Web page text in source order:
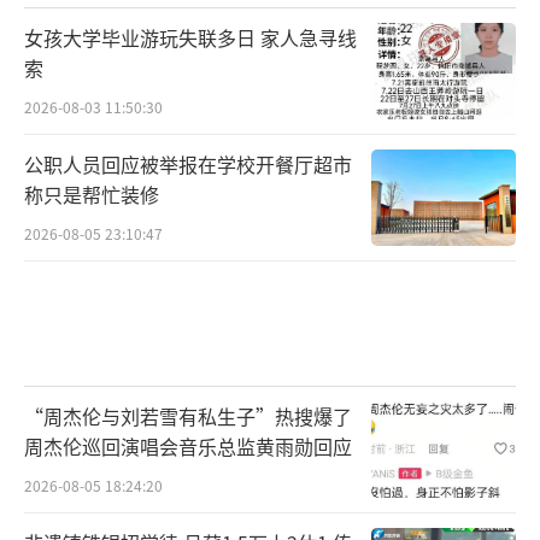
女孩大学毕业游玩失联多日 家人急寻线
索
2026-08-03 11:50:30
公职人员回应被举报在学校开餐厅超市
称只是帮忙装修
2026-08-05 23:10:47
“周杰伦与刘若雪有私生子”热搜爆了
周杰伦巡回演唱会音乐总监黄雨勋回应
2026-08-05 18:24:20